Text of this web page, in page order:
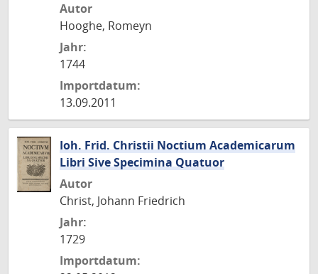
Autor
Hooghe, Romeyn
Jahr:
1744
Importdatum:
13.09.2011
Ioh. Frid. Christii Noctium Academicarum
Libri Sive Specimina Quatuor
Autor
Christ, Johann Friedrich
Jahr:
1729
Importdatum: